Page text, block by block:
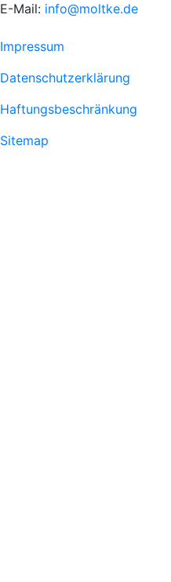
E-Mail: info@moltke.de
Menu
Fußzeile
1
Impressum
Datenschutzerklärung
Haftungsbeschränkung
Sitemap